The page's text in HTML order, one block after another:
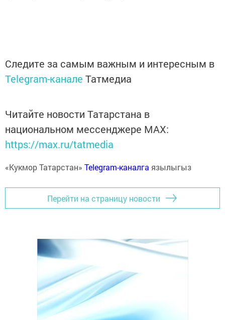
Следите за самым важным и интересным в
Telegram-канале Татмедиа
Читайте новости Татарстана в
национальном мессенджере MАХ:
https://max.ru/tatmedia
«Кукмор Татарстан» Telegram-каналга язылыгыз
Перейти на страницу новости